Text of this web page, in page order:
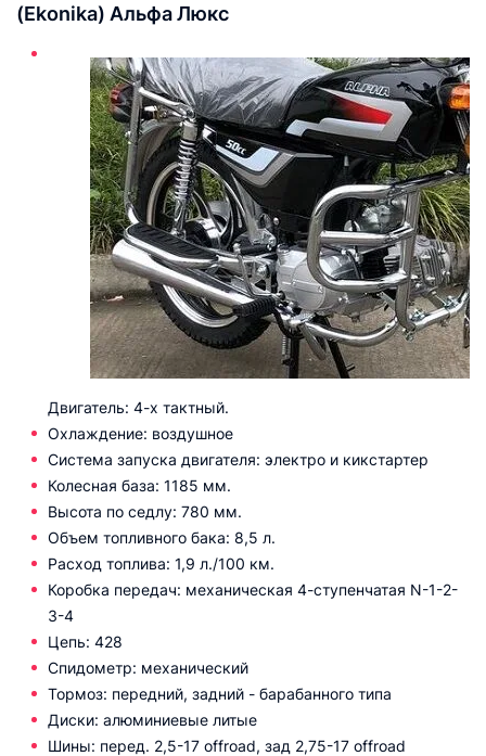
(Ekonika) Альфа Люкс
Двигатель: 4-х тактный.
Охлаждение: воздушное
Система запуска двигателя: электро и кикстартер
Колесная база: 1185 мм.
Высота по седлу: 780 мм.
Объем топливного бака: 8,5 л.
Расход топлива: 1,9 л./100 км.
Коробка передач: механическая 4-ступенчатая N-1-2-
3-4
Цепь: 428
Спидометр: механический
Тормоз: передний, задний - барабанного типа
Диски: алюминиевые литые
Шины: перед. 2,5-17 offroad, зад 2,75-17 offroad